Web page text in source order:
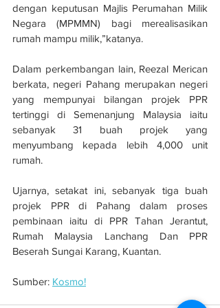
dengan keputusan Majlis Perumahan Milik
Negara (MPMMN) bagi merealisasikan
rumah mampu milik,”katanya.
Dalam perkembangan lain, Reezal Merican
berkata, negeri Pahang merupakan negeri
yang mempunyai bilangan projek PPR
tertinggi di Semenanjung Malaysia iaitu
sebanyak 31 buah projek yang
menyumbang kepada lebih 4,000 unit
rumah.
Ujarnya, setakat ini, sebanyak tiga buah
projek PPR di Pahang dalam proses
pembinaan iaitu di PPR Tahan Jerantut,
Rumah Malaysia Lanchang Dan PPR
Beserah Sungai Karang, Kuantan.
Sumber: Kosmo!